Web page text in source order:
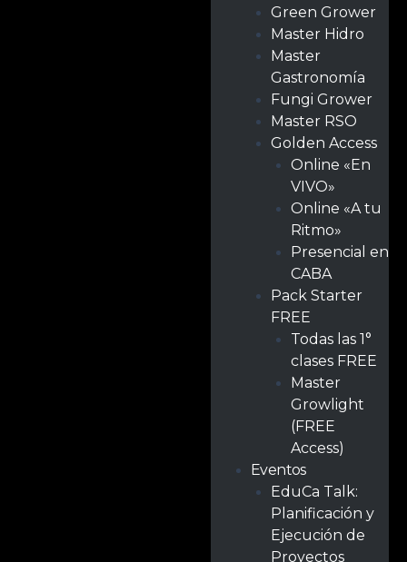
Green Grower
Master Hidro
Master
Gastronomía
Fungi Grower
Master RSO
Golden Access
Online «En
VIVO»
Online «A tu
Ritmo»
Presencial en
CABA
Pack Starter
FREE
Todas las 1°
clases FREE
Master
Growlight
(FREE
Access)
Eventos
EduCa Talk:
Planificación y
Ejecución de
Proyectos